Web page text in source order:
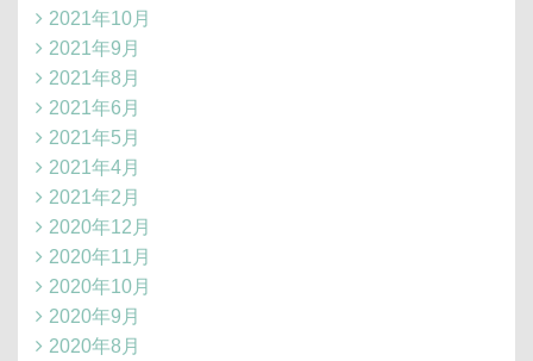
2021年10月
2021年9月
2021年8月
2021年6月
2021年5月
2021年4月
2021年2月
2020年12月
2020年11月
2020年10月
2020年9月
2020年8月